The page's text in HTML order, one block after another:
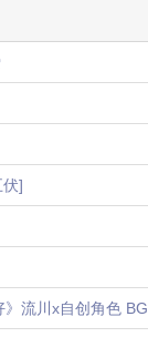
]
流川x自创角色 BG